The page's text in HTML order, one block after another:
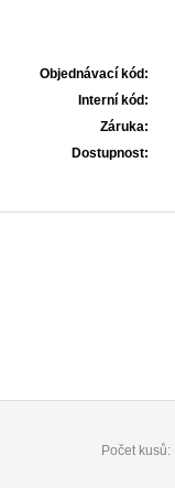
Objednávací kód:
Interní kód:
Záruka:
Dostupnost:
Počet kusů: